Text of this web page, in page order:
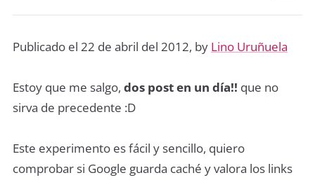
Publicado el 22 de abril del 2012, by Lino Uruñuela
Estoy que me salgo, dos post en un día!! que no
sirva de precedente :D
Este experimento es fácil y sencillo, quiero
comprobar si Google guarda caché y valora los links